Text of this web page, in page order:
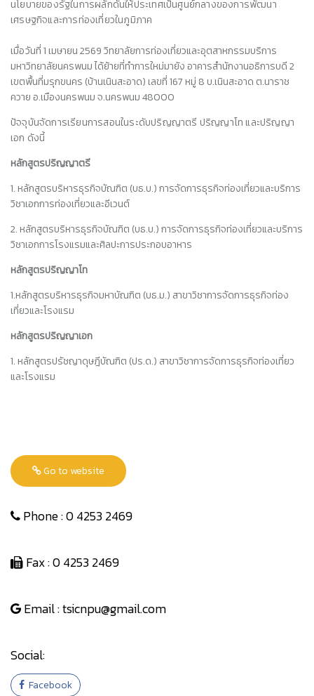
นโยบายของรัฐในการผลักดันให้ประเทศเป็นศูนย์กลางของการพัฒนา
เศรษฐกิจและการท่องเที่ยวในภูมิภาค
เมื่อวันที่1 เมษายน2569วิทยาลัยการท่องเที่ยวและอุตสาหกรรมบริการ
มหาวิทยาลัยนครพนม ได้ย้ายที่ทำการใหม่มายัง อาคารสำนักงานอธิการบดี 2
เขตพื้นที่มรุกขนคร (บ้านเนินสะอาด) เลขที่167 หมู่ 8 บ.เนินสะอาด ต.นาราช
ควาย อ.เมืองนครพนมจ.นครพนม 48000
ปัจจุบันจัดการเรียนการสอนในระดับปริญญาตรี ปริญญาโท และปริญญา
เอก ดังนี้
หลักสูตรปริญญาตรี
1. หลักสูตรบริหารธุรกิจบัณฑิต (บธ.บ.) การจัดการธุรกิจท่องเที่ยวและบริการ
วิชาเอกการท่องเที่ยวและอีเวนต์
2. หลักสูตรบริหารธุรกิจบัณฑิต (บธ.บ.) การจัดการธุรกิจท่องเที่ยวและบริการ
วิชาเอกการโรงแรมและศิลปะการประกอบอาหาร
หลักสูตรปริญญาโท
1.หลักสูตรบริหารธุรกิจมหาบัณฑิต (บธ.ม.) สาขาวิชาการจัดการธุรกิจท่อง
เที่ยวและโรงแรม
หลักสูตรปริญญาเอก
1. หลักสูตรปรัชญาดุษฎีบัณฑิต (ปร.ด.) สาขาวิชาการจัดการธุรกิจท่องเที่ยว
และโรงแรม
Go to website
Phone : 0 4253 2469
Fax : 0 4253 2469
Email : tsicnpu@gmail.com
Social:
Facebook